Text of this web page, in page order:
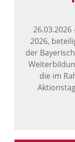
26.03.2026
2026,
der
die im